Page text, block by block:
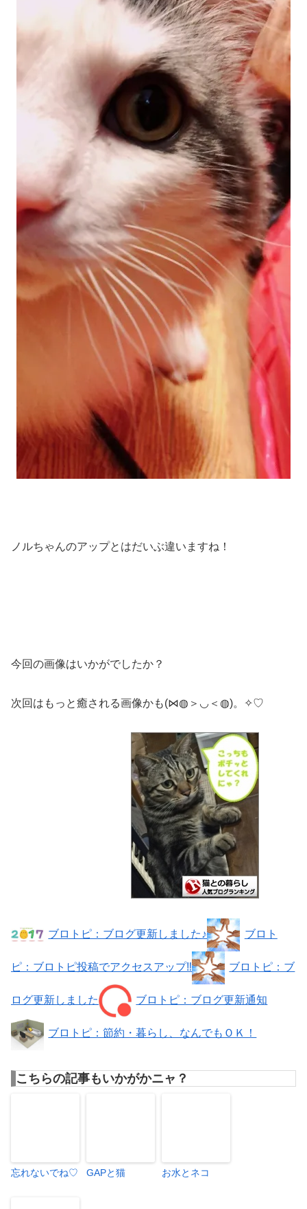
ノルちゃんのアップとはだいぶ違いますね！
今回の画像はいかがでしたか？
次回はもっと癒される画像かも(⋈◍＞◡＜◍)。✧♡
ブロトピ：ブログ更新しました♪ ブロト
ピ：ブロトピ投稿でアクセスアップ‼ ブロトピ：ブ
ログ更新しました ブロトピ：ブログ更新通知
ブロトピ：節約・暮らし、なんでもＯＫ！
こちらの記事もいかがかニャ？
忘れないでね♡ GAPと猫 お水とネコ